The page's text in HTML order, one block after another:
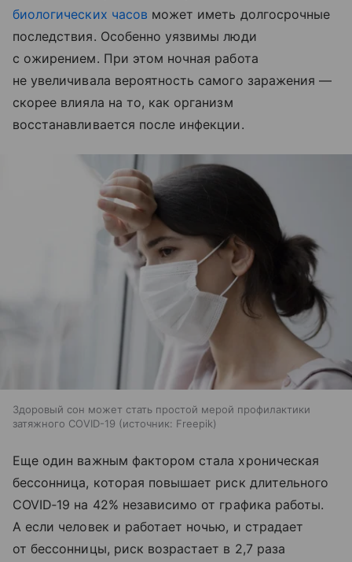
биологических часов может иметь долгосрочные
последствия. Особенно уязвимы люди
с ожирением. При этом ночная работа
не увеличивала вероятность самого заражения —
скорее влияла на то, как организм
восстанавливается после инфекции.
Здоровый сон может стать простой мерой профилактики
затяжного COVID-19
источник: Freepik
Еще один важным фактором стала хроническая
бессонница, которая повышает риск длительного
COVID‑19 на 42% независимо от графика работы.
А если человек и работает ночью, и страдает
от бессонницы, риск возрастает в 2,7 раза